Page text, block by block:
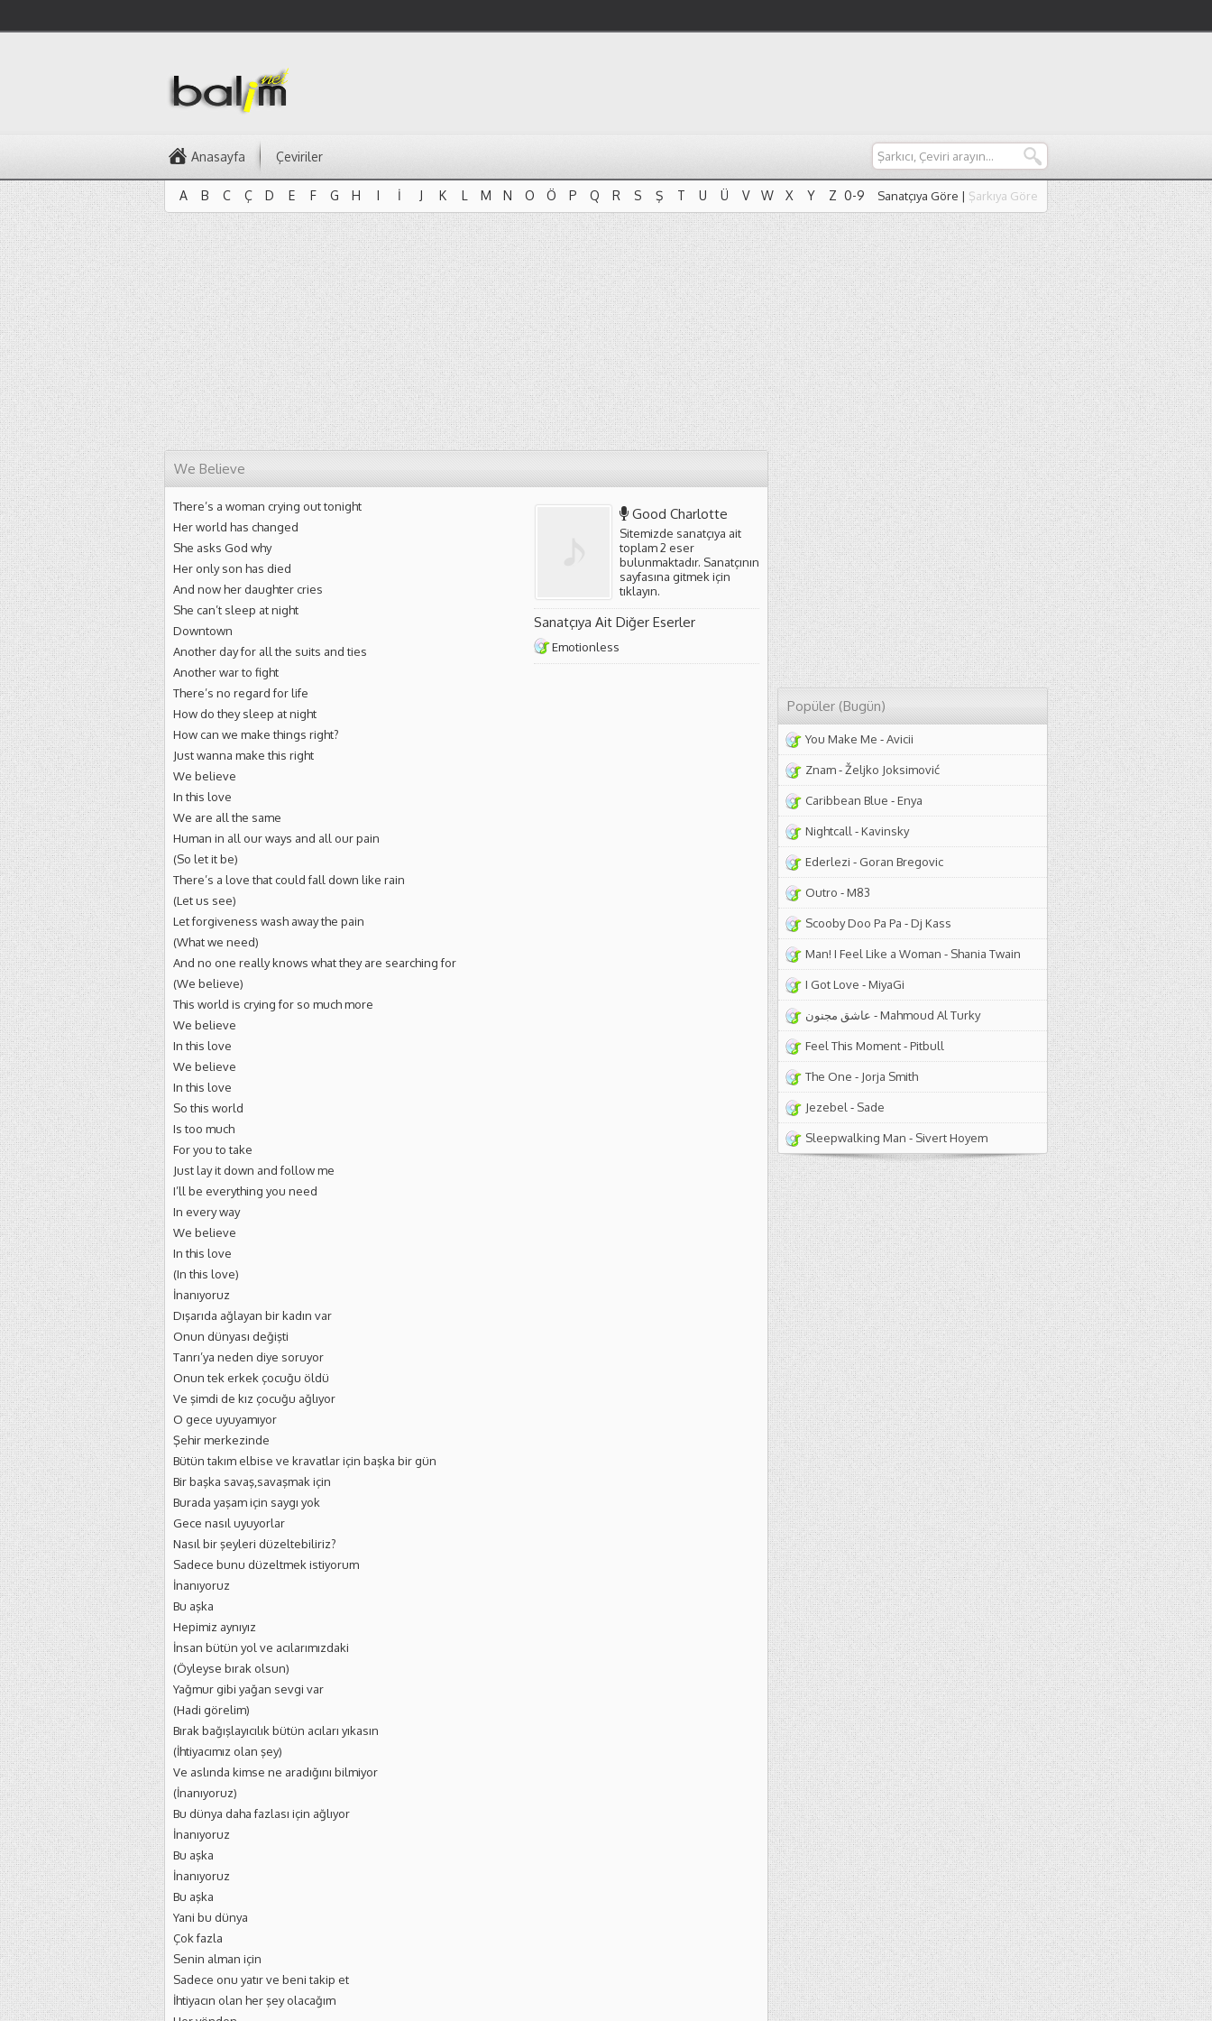
Anasayfa Çeviriler
A B C Ç D E F G H I İ J K L M N O Ö P Q R S Ş T U Ü V W X Y Z 0-9
A
B C Ç D E F G H I İ J K L M N O Ö P Q R S Ş T U Ü V W X Y Z 0-9
Sanatçıya Göre | Şarkıya Göre
We Believe
There’s a woman crying out tonight
Her world has changed
She asks God why
Her only son has died
And now her daughter cries
She can’t sleep at night
Downtown
Another day for all the suits and ties
Another war to fight
There’s no regard for life
How do they sleep at night
How can we make things right?
Just wanna make this right
We believe
In this love
We are all the same
Human in all our ways and all our pain
(So let it be)
There’s a love that could fall down like rain
(Let us see)
Let forgiveness wash away the pain
(What we need)
And no one really knows what they are searching for
(We believe)
This world is crying for so much more
We believe
In this love
We believe
In this love
So this world
Is too much
For you to take
Just lay it down and follow me
I’ll be everything you need
In every way
We believe
In this love
(In this love)
İnanıyoruz
Dışarıda ağlayan bir kadın var
Onun dünyası değişti
Tanrı’ya neden diye soruyor
Onun tek erkek çocuğu öldü
Ve şimdi de kız çocuğu ağlıyor
O gece uyuyamıyor
Şehir merkezinde
Bütün takım elbise ve kravatlar için başka bir gün
Bir başka savaş,savaşmak için
Burada yaşam için saygı yok
Gece nasıl uyuyorlar
Nasıl bir şeyleri düzeltebiliriz?
Sadece bunu düzeltmek istiyorum
İnanıyoruz
Bu aşka
Hepimiz aynıyız
İnsan bütün yol ve acılarımızdaki
(Öyleyse bırak olsun)
Yağmur gibi yağan sevgi var
(Hadi görelim)
Bırak bağışlayıcılık bütün acıları yıkasın
(İhtiyacımız olan şey)
Ve aslında kimse ne aradığını bilmiyor
(İnanıyoruz)
Bu dünya daha fazlası için ağlıyor
İnanıyoruz
Bu aşka
İnanıyoruz
Bu aşka
Yani bu dünya
Çok fazla
Senin alman için
Sadece onu yatır ve beni takip et
İhtiyacın olan her şey olacağım
Good Charlotte
Sitemizde sanatçıya ait
toplam 2 eser
bulunmaktadır. Sanatçının
sayfasına gitmek için
tıklayın.
Sanatçıya Ait Diğer Eserler
Emotionless
Popüler (Bugün)
You Make Me -Avicii
Znam-Željko Joksimović
Caribbean Blue -Enya
Nightcall -Kavinsky
Ederlezi - Goran Bregovic
Outro -M83
Scooby Doo Pa Pa -Dj Kass
Man! I Feel Like a Woman - Shania Twain
I Got Love -MiyaGi
عاشق مجنون -Mahmoud Al Turky
Feel This Moment-Pitbull
The One - Jorja Smith
Jezebel - Sade
Sleepwalking Man - Sivert Hoyem